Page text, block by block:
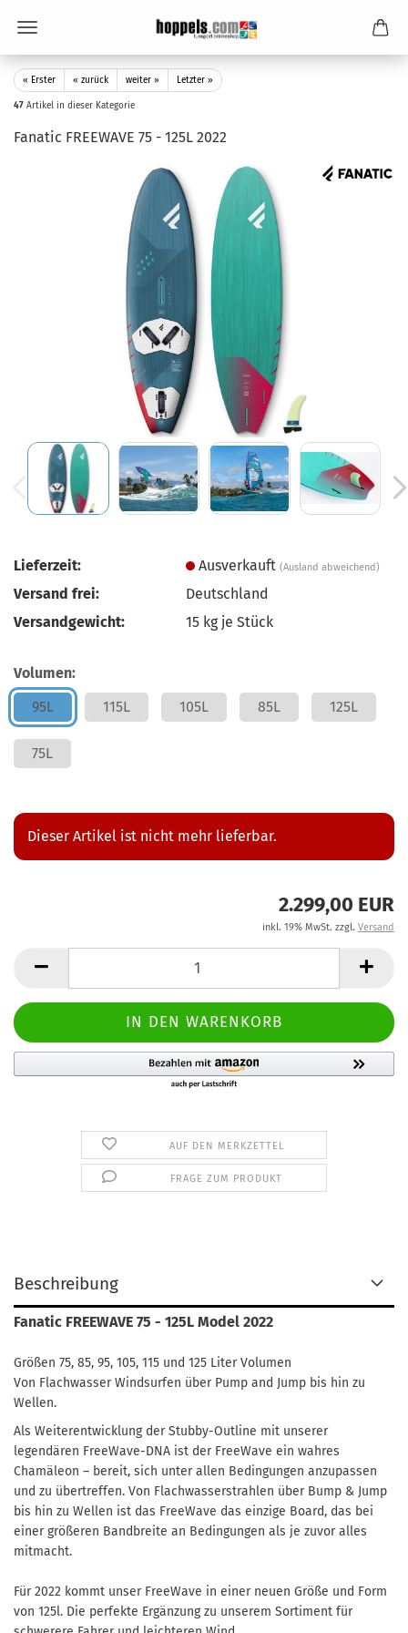
« Erster « zurück weiter » Letzter »
47 Artikel in dieser Kategorie
Fanatic FREEWAVE 75 - 125L 2022
Lieferzeit: Ausverkauft(Ausland abweichend)
Versand frei:
Deutschland
Versandgewicht:
15 kg je Stück
Volumen:
95L
115L 105L 85L 125L
75L
Dieser Artikel ist nicht mehr lieferbar.
2.299,00 EUR
inkl. 19% MwSt. zzgl. Versand
AUF DEN MERKZETTEL
FRAGE ZUM PRODUKT
Beschreibung
Fanatic FREEWAVE 75 - 125L Model 2022
Größen 75, 85, 95, 105, 115 und 125 Liter Volumen
Von Flachwasser Windsurfen über Pump and Jump bis hin zu
Wellen.
Als Weiterentwicklung der Stubby-Outline mit unserer
legendären FreeWave-DNA ist der FreeWave ein wahres
Chamäleon – bereit, sich unter allen Bedingungen anzupassen
und zu übertreffen. Von Flachwasserstrahlen über Bump & Jump
bis hin zu Wellen ist das FreeWave das einzige Board, das bei
einer größeren Bandbreite an Bedingungen als je zuvor alles
mitmacht.
Für 2022 kommt unser FreeWave in einer neuen Größe und Form
von 125l. Die perfekte Ergänzung zu unserem Sortiment für